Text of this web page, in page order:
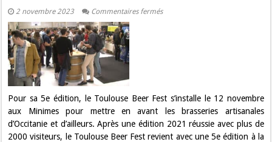
2 novembre 2023 Commentaires ferméssur
novembre
Pour sa 5e édition, le Toulouse Beer Fest s’installe le 12 novembre
aux Minimes pour mettre en avant les brasseries artisanales
d’Occitanie et d’ailleurs. Après une édition 2021 réussie avec plus de
2000 visiteurs, le Toulouse Beer Fest revient avec une 5e édition à la